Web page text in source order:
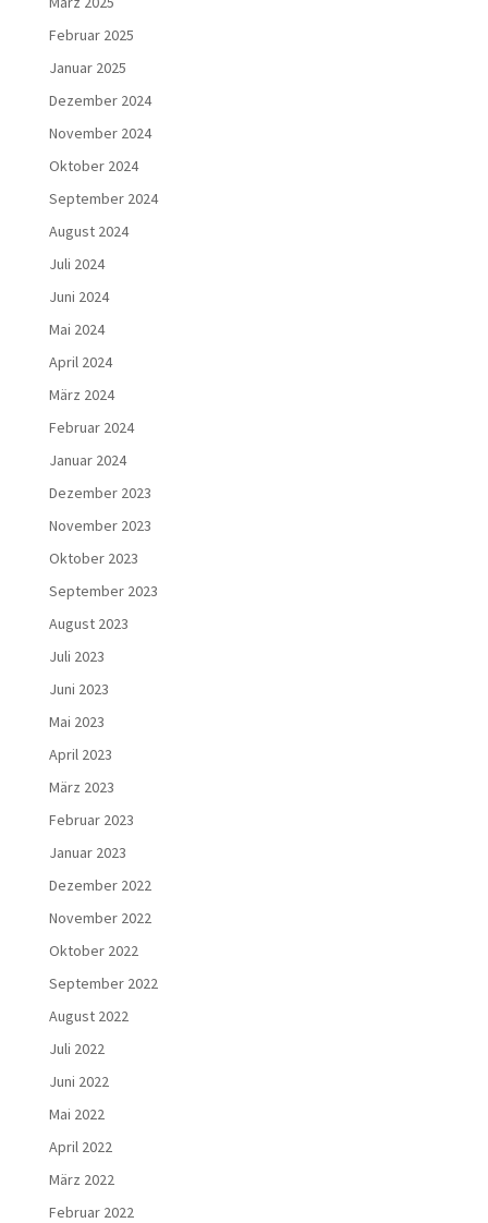
Februar 2025
Januar 2025
Dezember 2024
November 2024
Oktober 2024
September 2024
August 2024
Juli 2024
Juni 2024
Mai 2024
April 2024
März 2024
Februar 2024
Januar 2024
Dezember 2023
November 2023
Oktober 2023
September 2023
August 2023
Juli 2023
Juni 2023
Mai 2023
April 2023
März 2023
Februar 2023
Januar 2023
Dezember 2022
November 2022
Oktober 2022
September 2022
August 2022
Juli 2022
Juni 2022
Mai 2022
April 2022
März 2022
Februar 2022